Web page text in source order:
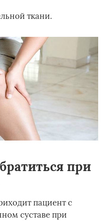
ткани.
при
пациент с
суставе при